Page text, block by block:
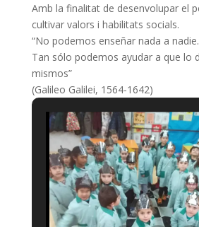
Amb la finalitat de desenvolupar el
cultivar valors i habilitats socials.
“No podemos enseñar nada a nadie.
Tan sólo podemos ayudar a que lo
mismos”
(Galileo Galilei, 1564-1642)